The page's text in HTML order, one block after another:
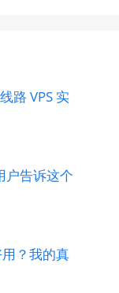
路 VPS 实
户告诉这个
？我的真